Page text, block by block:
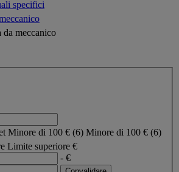
specifici
da meccanico
Minore di 100 € (6) Minore di 100 € (6)
Limite superiore €
- €